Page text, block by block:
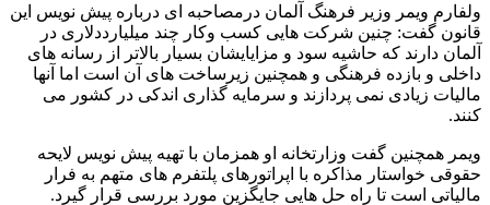
ولفارم ویمر وزیر فرهنگ آلمان درمصاحبه ای درباره پیش نویس این
قانون گفت: چنین شرکت هایی کسب وکار چند میلیارددلاری در
آلمان دارند که حاشیه سود و مزایایشان بسیار بالاتر از رسانه های
داخلی و بازده فرهنگی و همچنین زیرساخت های آن است اما آنها
مالیات زیادی نمی پردازند و سرمایه گذاری اندکی در کشور می
کنند.
ویمر همچنین گفت وزارتخانه او همزمان با تهیه پیش نویس لایحه
حقوقی خواستار مذاکره با اپراتورهای پلتفرم های متهم به فرار
مالیاتی است تا راه حل هایی جایگزین مورد بررسی قرار گیرد.